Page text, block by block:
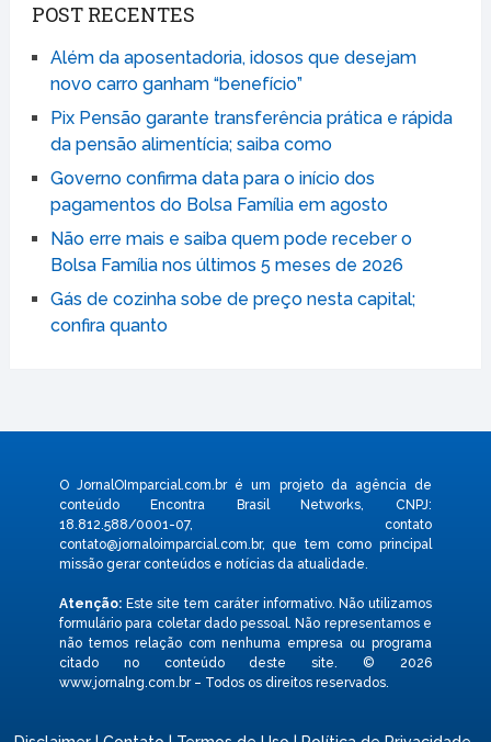
POST RECENTES
Além da aposentadoria, idosos que desejam
novo carro ganham “benefício”
Pix Pensão garante transferência prática e rápida
da pensão alimentícia; saiba como
Governo confirma data para o início dos
pagamentos do Bolsa Família em agosto
Não erre mais e saiba quem pode receber o
Bolsa Família nos últimos 5 meses de 2026
Gás de cozinha sobe de preço nesta capital;
confira quanto
O JornalOImparcial.com.br é um projeto da agência de
conteúdo Encontra Brasil Networks, CNPJ:
18.812.588/0001-07, contato
contato@jornaloimparcial.com.br, que tem como principal
missão gerar conteúdos e notícias da atualidade.
Atenção:Este site tem caráter informativo. Não utilizamos
formulário para coletar dado pessoal. Não representamos e
não temos relação com nenhuma empresa ou programa
citado no conteúdo deste site. © 2026
www.jornalng.com.br – Todos os direitos reservados.